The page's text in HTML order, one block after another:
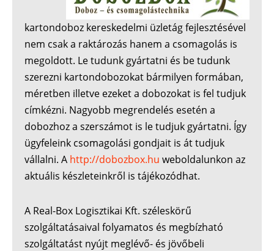
kartondoboz kereskedelmi üzletág fejlesztésével
nem csak a raktározás hanem a csomagolás is
megoldott. Le tudunk gyártatni és be tudunk
szerezni kartondobozokat bármilyen formában,
méretben illetve ezeket a dobozokat is fel tudjuk
címkézni. Nagyobb megrendelés esetén a
dobozhoz a szerszámot is le tudjuk gyártatni. Így
ügyfeleink csomagolási gondjait is át tudjuk
vállalni. A http://dobozbox.hu weboldalunkon az
aktuális készleteinkről is tájékozódhat.
A Real-Box Logisztikai Kft. széleskörű
szolgáltatásaival folyamatos és megbízható
szolgáltatást nyújt meglévő- és jövőbeli